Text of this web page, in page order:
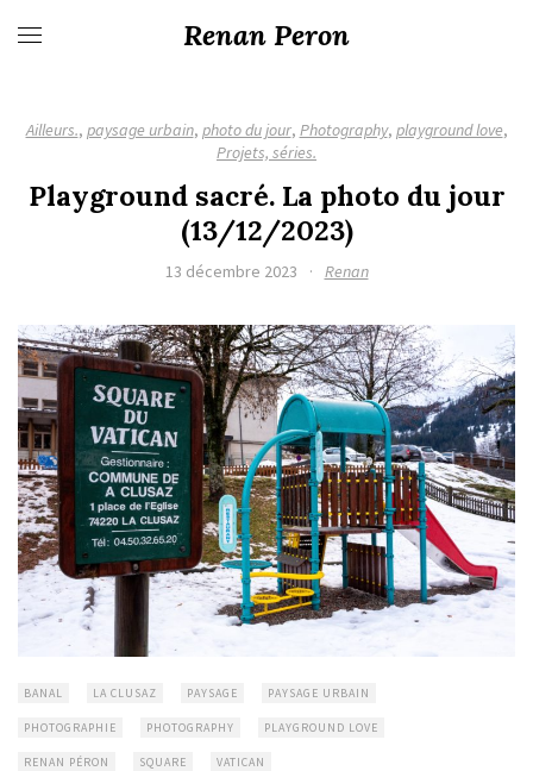
Renan Peron
Ailleurs., paysage urbain, photo du jour, Photography, playground love,
Projets, séries.
Playground sacré. La photo du jour
(13/12/2023)
13 décembre 2023 · Renan
BANAL LA CLUSAZ PAYSAGE PAYSAGE URBAIN
PHOTOGRAPHIE PHOTOGRAPHY PLAYGROUND LOVE
RENAN PÉRON SQUARE VATICAN